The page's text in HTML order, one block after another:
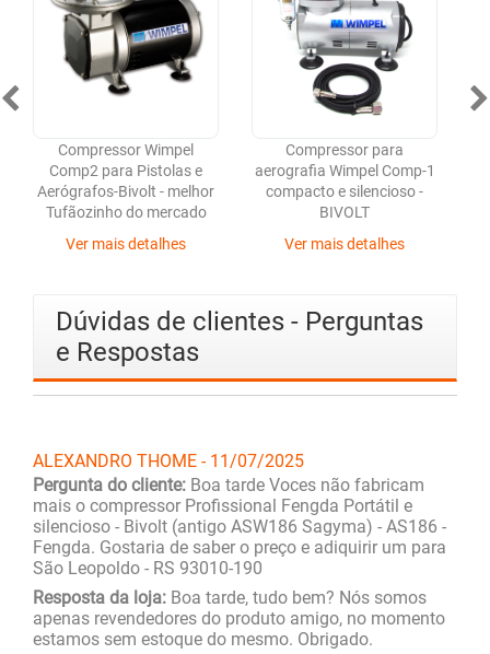
Compressor Wimpel
Comp2 para Pistolas e
Aerógrafos-Bivolt - melhor
Tufãozinho do mercado
Ver mais detalhes
Compressor para
aerografia Wimpel Comp-1
compacto e silencioso -
BIVOLT
Ver mais detalhes
Dúvidas de clientes - Perguntas
e Respostas
ALEXANDRO THOME - 11/07/2025
Pergunta do cliente: Boa tarde Voces não fabricam
mais o compressor Profissional Fengda Portátil e
silencioso - Bivolt (antigo ASW186 Sagyma) - AS186 -
Fengda. Gostaria de saber o preço e adiquirir um para
São Leopoldo - RS 93010-190
Resposta da loja: Boa tarde, tudo bem? Nós somos
apenas revendedores do produto amigo, no momento
estamos sem estoque do mesmo. Obrigado.